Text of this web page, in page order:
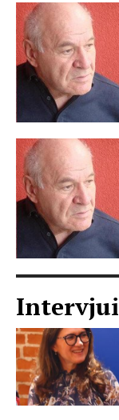
Intervjui